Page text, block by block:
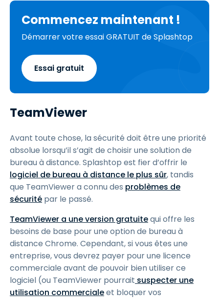
Commencez maintenant !
Démarrer votre essai GRATUIT de Splashtop
Essai gratuit
TeamViewer
Avant toute chose, la sécurité doit être une priorité
absolue lorsqu’il s’agit de choisir une solution de
bureau à distance. Splashtop est fier d’offrir le
logiciel de bureau à distance le plus sûr, tandis
que TeamViewer a connu des problèmes de
sécurité par le passé.
TeamViewer a une version gratuitequi offre les
besoins de base pour une option de bureau à
distance Chrome. Cependant, si vous êtes une
entreprise, vous devrez payer pour une licence
commerciale avant de pouvoir bien utiliser ce
logiciel (ou TeamViewer pourrait suspecter une
utilisation commercialeet bloquer vos